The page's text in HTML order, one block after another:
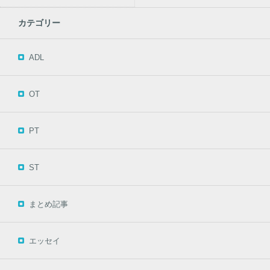
カテゴリー
ADL
OT
PT
ST
まとめ記事
エッセイ